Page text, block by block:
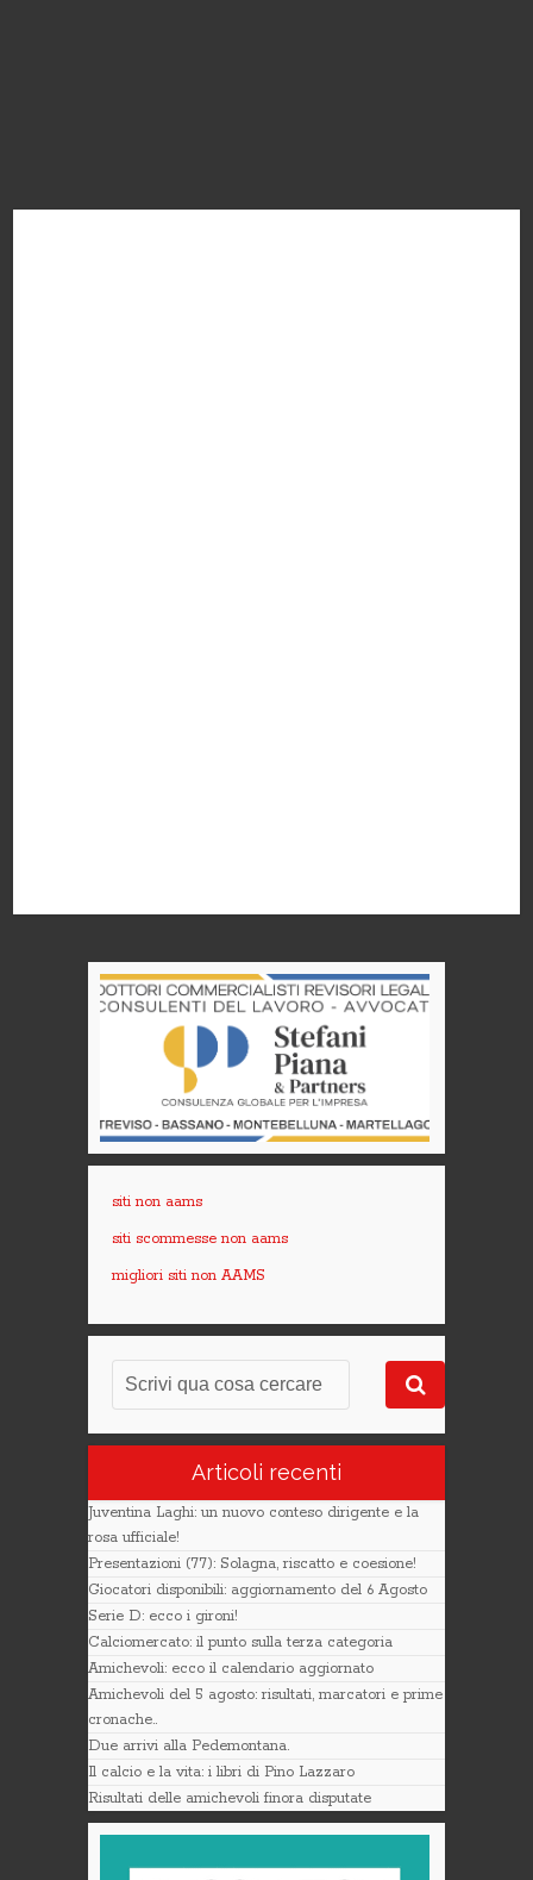
siti non aams
siti scommesse non aams
migliori siti non AAMS
Articoli recenti
Juventina Laghi: un nuovo conteso dirigente e la
rosa ufficiale!
Presentazioni (77): Solagna, riscatto e coesione!
Giocatori disponibili: aggiornamento del 6 Agosto
Serie D: ecco i gironi!
Calciomercato: il punto sulla terza categoria
Amichevoli: ecco il calendario aggiornato
Amichevoli del 5 agosto: risultati, marcatori e prime
cronache..
Due arrivi alla Pedemontana.
Il calcio e la vita: i libri di Pino Lazzaro
Risultati delle amichevoli finora disputate